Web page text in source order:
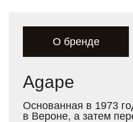
О бренде
Agape
Основанная в 1973
в Вероне, а затем